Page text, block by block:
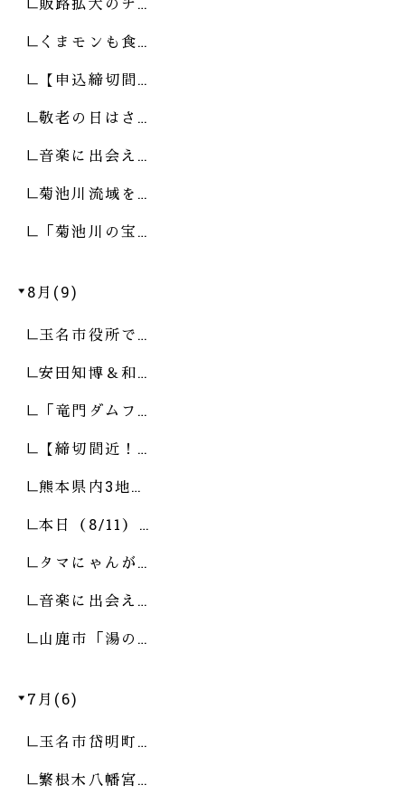
くまモンも食…
【申込締切間…
敬老の日はさ…
音楽に出会え…
菊池川流域を…
「菊池川の宝…
8月(9)
玉名市役所で…
安田知博＆和…
「竜門ダムフ…
【締切間近！…
熊本県内3地…
本日（8/11）…
タマにゃんが…
音楽に出会え…
山鹿市「湯の…
7月(6)
玉名市岱明町…
繁根木八幡宮…